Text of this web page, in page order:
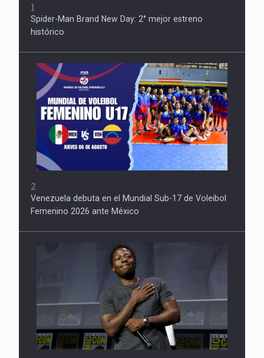
1
Spider-Man Brand New Day: 2° mejor estreno
histórico
2
Venezuela debuta en el Mundial Sub-17 de Voleibol
Femenino 2026 ante México